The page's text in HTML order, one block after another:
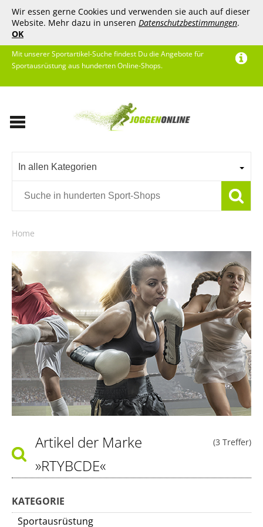
Wir essen gerne Cookies und verwenden sie auch auf dieser
Website. Mehr dazu in unseren Datenschutzbestimmungen.
OK
Mit unserer Sportartikel-Suche findest Du die Angebote für
Sportausrüstung aus hunderten Online-Shops.
In allen Kategorien
Home
(3 Treffer)
Artikel der Marke
»RTYBCDE«
KATEGORIE
Sportausrüstung